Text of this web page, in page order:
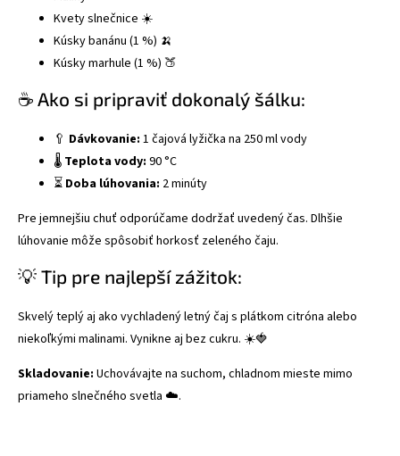
Kvety slnečnice ☀️
Kúsky banánu (1 %) 🍌
Kúsky marhule (1 %) 🍑
☕ Ako si pripraviť dokonalý šálku:
🥄 Dávkovanie: 1 čajová lyžička na 250 ml vody
🌡️ Teplota vody: 90 °C
⏳ Doba lúhovania: 2 minúty
Pre jemnejšiu chuť odporúčame dodržať uvedený čas. Dlhšie
lúhovanie môže spôsobiť horkosť zeleného čaju.
💡 Tip pre najlepší zážitok:
Skvelý teplý aj ako vychladený letný čaj s plátkom citróna alebo
niekoľkými malinami. Vynikne aj bez cukru. ☀️🍓
Skladovanie: Uchovávajte na suchom, chladnom mieste mimo
priameho slnečného svetla ☁️.